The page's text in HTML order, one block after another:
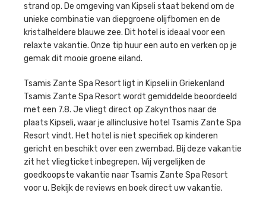
strand op. De omgeving van Kipseli staat bekend om de
unieke combinatie van diepgroene olijfbomen en de
kristalheldere blauwe zee. Dit hotel is ideaal voor een
relaxte vakantie. Onze tip huur een auto en verken op je
gemak dit mooie groene eiland.
Tsamis Zante Spa Resort ligt in Kipseli in Griekenland
Tsamis Zante Spa Resort wordt gemiddelde beoordeeld
met een 7.8. Je vliegt direct op Zakynthos naar de
plaats Kipseli, waar je allinclusive hotel Tsamis Zante Spa
Resort vindt. Het hotel is niet specifiek op kinderen
gericht en beschikt over een zwembad. Bij deze vakantie
zit het vliegticket inbegrepen. Wij vergelijken de
goedkoopste vakantie naar Tsamis Zante Spa Resort
voor u. Bekijk de reviews en boek direct uw vakantie.